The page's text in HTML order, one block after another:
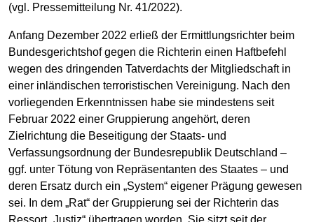
(vgl. Pressemitteilung Nr. 41/2022).
Anfang Dezember 2022 erließ der Ermittlungsrichter beim
Bundesgerichtshof gegen die Richterin einen Haftbefehl
wegen des dringenden Tatverdachts der Mitgliedschaft in
einer inländischen terroristischen Vereinigung. Nach den
vorliegenden Erkenntnissen habe sie mindestens seit
Februar 2022 einer Gruppierung angehört, deren
Zielrichtung die Beseitigung der Staats- und
Verfassungsordnung der Bundesrepublik Deutschland –
ggf. unter Tötung von Repräsentanten des Staates – und
deren Ersatz durch ein „System“ eigener Prägung gewesen
sei. In dem „Rat“ der Gruppierung sei der Richterin das
Ressort „Justiz“ übertragen worden. Sie sitzt seit der